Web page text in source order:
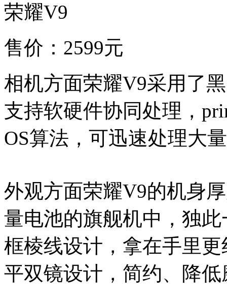
荣耀V9
售价：2599元
相机方面荣耀V9采用了
支持软硬件协同处理，
OS算法，可迅速处理大
外观方面荣耀V9的机身
量电池的旗舰机中，独
框棱线设计，拿在手里
平双镜设计，简约、降低